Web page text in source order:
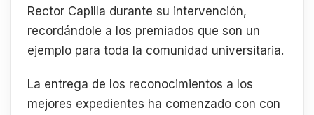
Rector Capilla durante su intervención,
recordándole a los premiados que son un
ejemplo para toda la comunidad universitaria.
La entrega de los reconocimientos a los
mejores expedientes ha comenzado con con